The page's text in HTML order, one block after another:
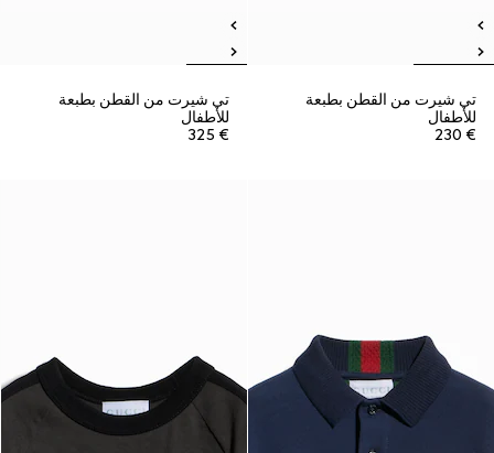
تي شيرت من القطن بطبعة
للأطفال
€ 230
تي شيرت من القطن بطبعة
للأطفال
€ 325